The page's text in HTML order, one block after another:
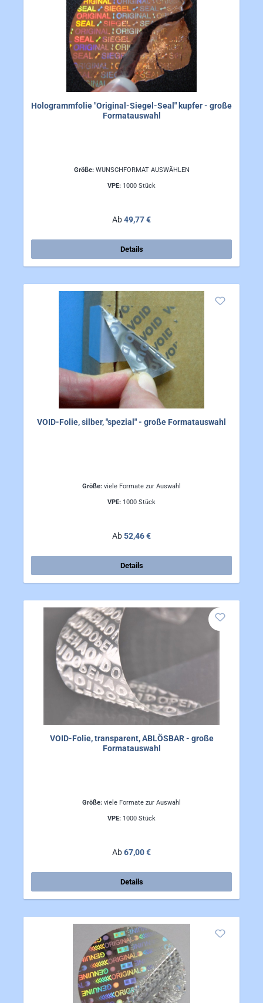
Hologrammfolie "Original-Siegel-Seal" kupfer - große
Formatauswahl
Größe: WUNSCHFORMAT AUSWÄHLEN
VPE: 1000 Stück
Regulärer Preis:
Ab49,77 €
Details
VOID-Folie, silber, "spezial" - große Formatauswahl
Größe: viele Formate zur Auswahl
VPE: 1000 Stück
Regulärer Preis:
Ab52,46 €
Details
VOID-Folie, transparent, ABLÖSBAR - große
Formatauswahl
Größe: viele Formate zur Auswahl
VPE: 1000 Stück
Regulärer Preis:
Ab67,00 €
Details